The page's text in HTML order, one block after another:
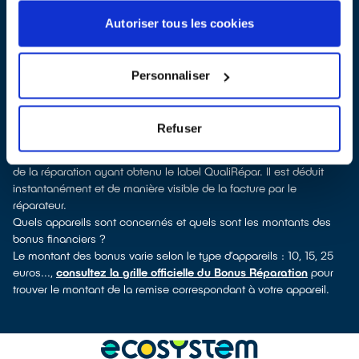
Autoriser tous les cookies
Personnaliser
Refuser
labellisés QualiRépar. En cliquant sur la fiche détaillée du
réparateur, vous découvrirez pour quels types d’appareils ce
électroménager, télévision, smartphone, outillage électroportatif :
à chaque famille d’équipements son réparateur spécialisé et
Consulter l’annuaire
Comment bénéficier du Bonus Réparation à Saint-Gervais-les-
Le Bonus Réparation est en vigueur chez tous les professionnels
de la réparation ayant obtenu le label QualiRépar. Il est déduit
instantanément et de manière visible de la facture par le
réparateur.
Quels appareils sont concernés et quels sont les montants des
bonus financiers ?
Le montant des bonus varie selon le type d’appareils : 10, 15, 25
euros..., consultez la grille officielle du Bonus Réparation pour
trouver le montant de la remise correspondant à votre appareil.